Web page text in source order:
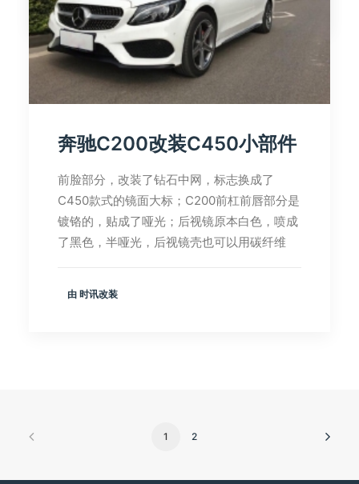
奔驰C200改装C450小部件
前脸部分，改装了钻石中网，标志换成了
C450款式的镜面大标；C200前杠前唇部分是
镀铬的，贴成了哑光；后视镜原本白色，喷成
了黑色，半哑光，后视镜壳也可以用碳纤维
由 时讯改装
1 2